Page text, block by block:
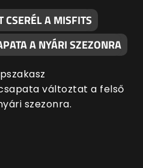
CSERÉL A MISFITS
A NYÁRI SZEZONRA
változtat a felső
szezonra.